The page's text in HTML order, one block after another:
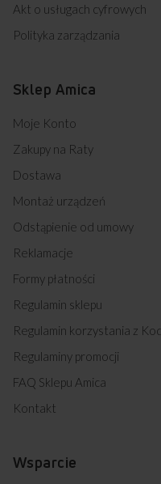
Akt o usługach cyfrowych
Polityka zarządzania
Sklep Amica
Moje Konto
Zakupy na Raty
Dostawa
Montaż urządzeń
Odstąpienie od umowy
Reklamacje
Formy płatności
Regulamin sklepu
Regulamin korzystania z
Regulaminy promocji
FAQ Sklepu Amica
Kontakt
Wsparcie